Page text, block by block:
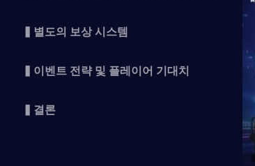
▍별도의 보상 시스템
▍이벤트 전략 및 플레이어 기대치
▍결론